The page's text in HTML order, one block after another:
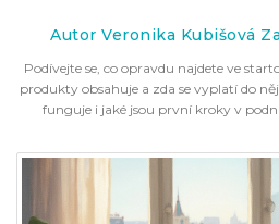
Autor Veronika Kubišová
Podívejte se, co opravdu najdete ve
produkty obsahuje a zda se vyplatí do
funguje i jaké jsou první kroky v